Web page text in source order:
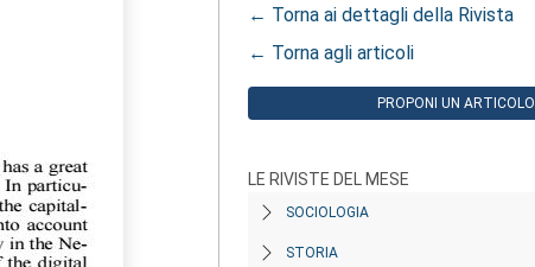
← Torna ai dettagli della Rivista
← Torna agli articoli
PROPONI UN ARTICOLO
LE RIVISTE DEL MESE
SOCIOLOGIA
STORIA